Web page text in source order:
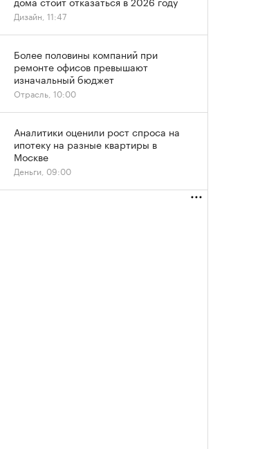
Дизайн, 11:47
Более половины компаний при
ремонте офисов превышают
изначальный бюджет
Отрасль, 10:00
Аналитики оценили рост спроса на
ипотеку на разные квартиры в
Москве
Деньги, 09:00